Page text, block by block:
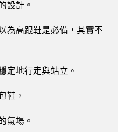
設計。
為高跟鞋是必備，其實不
定地行走與站立。
鞋，
氣場。